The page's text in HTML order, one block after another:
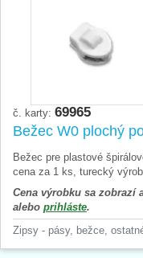
č. karty: 69965
Bežec W0 plochý
Bežec pre plastové
cena za 1 ks, turecký
Cena výrobku sa zobrazí
alebo prihláste.
Zipsy - pásy, bežce,